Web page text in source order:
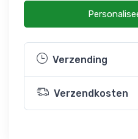
Verzending
Verzendkosten